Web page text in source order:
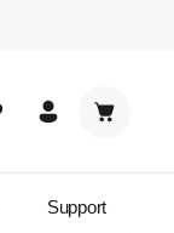
Support